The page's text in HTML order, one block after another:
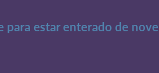
para estar enterado de